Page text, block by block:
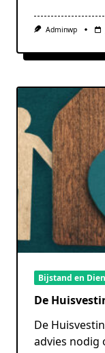
Adminwp
Bijstand en
De
De
advies nodig